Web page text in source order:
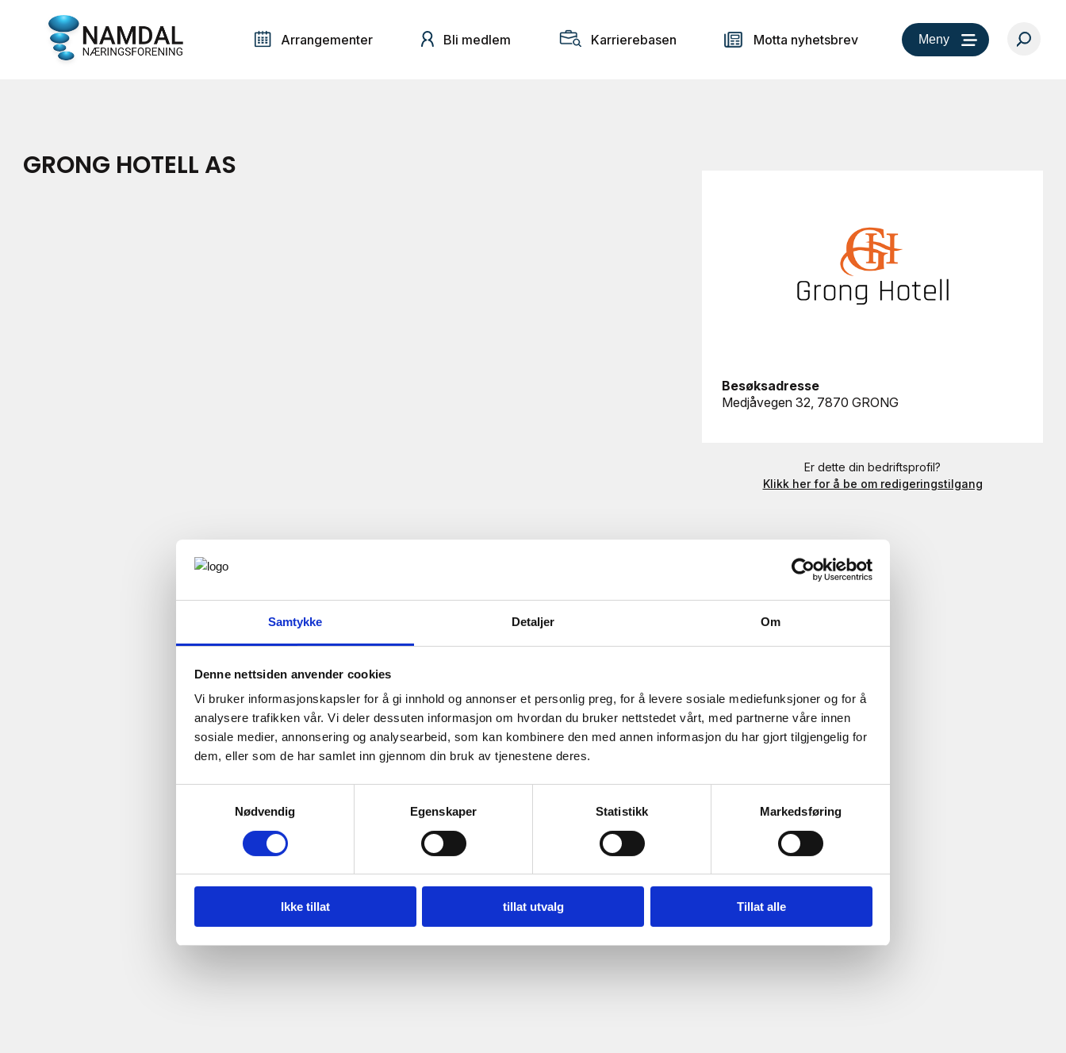
Samtykke Detaljer Om
Denne nettsiden anvender cookies
Vi bruker informasjonskapsler for å gi innhold og annonser et personlig preg, for å levere sosiale mediefunksjoner og for å
analysere trafikken vår. Vi deler dessuten informasjon om hvordan du bruker nettstedet vårt, med partnerne våre innen
sosiale medier, annonsering og analysearbeid, som kan kombinere den med annen informasjon du har gjort tilgjengelig for
dem, eller som de har samlet inn gjennom din bruk av tjenestene deres.
Nødvendig
Egenskaper Statistikk Markedsføring
Ikke tillat tillat utvalg Tillat alle
Arrangementer Bli medlem Karrierebasen Motta nyhetsbrev Meny
GRONG HOTELL AS
Besøksadresse
Medjåvegen 32, 7870 GRONG
Er dette din bedriftsprofil?
Klikk her for å be om redigeringstilgang